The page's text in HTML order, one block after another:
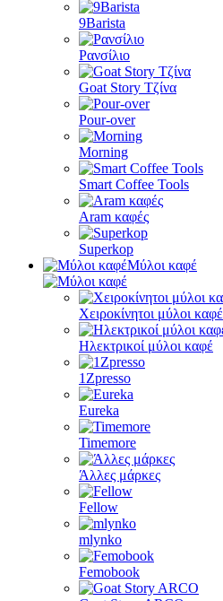
9Barista
Ρανσίλιο
Goat Story Τζίνα
Pour-over
Morning
Smart Coffee Tools
Aram καφές
Superkop
Μύλοι καφέ
Χειροκίνητοι μύλοι καφέ
Ηλεκτρικοί μύλοι καφέ
1Zpresso
Eureka
Timemore
Άλλες μάρκες
Fellow
mlynko
Femobook